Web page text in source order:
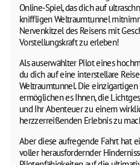
Online-Spiel, das dich auf
kniffligen Weltraumtunnel
Nervenkitzel des Reisens mit
Vorstellungskraft zu erleben!
Als auserwählter Pilot eines
du dich auf eine interstellare
Weltraumtunnel. Die einzigartigen
ermöglichen es Ihnen, die
und Ihr Abenteuer zu einem
herzzerreißenden Erlebnis zu
Aber diese aufregende Fahrt hat
voller herausfordernder